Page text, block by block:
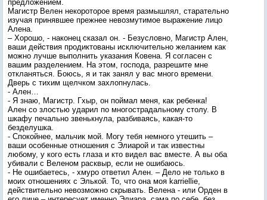
предложением.
Магистр Велен некороторое время размышлял, старательно
изучая принявшее прежнее невозмутимое выражение лицо
Алена.
– Хорошо, - наконец сказал он. - Безусловно, Магистр Ален,
ваши действия продиктованы исключительно желанием как
можно лучше выполнить указания Ковена. Я согласен с
вашим разделением. На этом, господа, разрешите мне
откланяться. Боюсь, я и так занял у вас много времени.
Дверь с тихим щелчком захлопнулась.
- Ален…
- Я знаю, Магистр. Гхыр, он поймал меня, как ребенка!
Ален со злостью ударил по многострадальному столу. В
шкафу печально звенькнула, разбиваясь, какая-то
безделушка.
- Спокойнее, мальчик мой. Могу тебя немного утешить –
ваши особенные отношения с Элиарой и так известны
любому, у кого есть глаза и кто видел вас вместе. А вы оба
убивали с Веленом расквыр, если не ошибаюсь.
- Не ошибаетесь, - хмуро ответил Ален. – Дело не только в
моих отношениях с Элькой. То, что она моя karriellie,
действительно невозможно скрывать. Велена - или Орден в